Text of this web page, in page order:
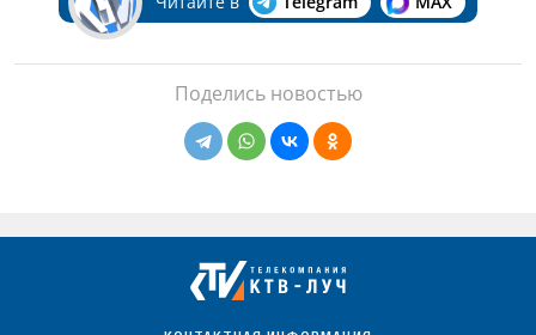
Поделись новостью